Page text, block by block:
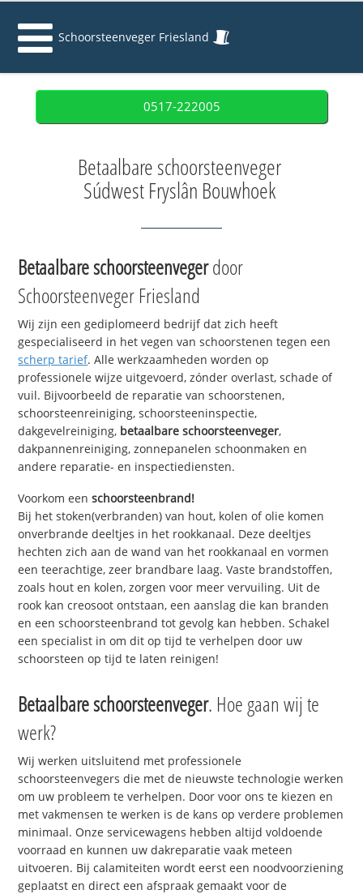
Schoorsteenveger Friesland
0517-222005
Betaalbare schoorsteenveger
Súdwest Fryslân Bouwhoek
Betaalbare schoorsteenvegerdoor
Schoorsteenveger Friesland
Wij zijn een gediplomeerd bedrijf dat zich heeft
gespecialiseerd in het vegen van schoorstenen tegen een
scherp tarief. Alle werkzaamheden worden op
professionele wijze uitgevoerd, zónder overlast, schade of
vuil. Bijvoorbeeld de reparatie van schoorstenen,
schoorsteenreiniging, schoorsteeninspectie,
dakgevelreiniging, betaalbare schoorsteenveger,
dakpannenreiniging, zonnepanelen schoonmaken en
andere reparatie- en inspectiediensten.
Voorkom eenschoorsteenbrand!
Bij het stoken(verbranden) van hout, kolen of olie komen
onverbrande deeltjes in het rookkanaal. Deze deeltjes
hechten zich aan de wand van het rookkanaal en vormen
een teerachtige, zeer brandbare laag. Vaste brandstoffen,
zoals hout en kolen, zorgen voor meer vervuiling. Uit de
rook kan creosoot ontstaan, een aanslag die kan branden
en een schoorsteenbrand tot gevolg kan hebben. Schakel
een specialist in om dit op tijd te verhelpen door uw
schoorsteen op tijd te laten reinigen!
Betaalbare schoorsteenveger. Hoe gaan wij te
werk?
Wij werken uitsluitend met professionele
schoorsteenvegers die met de nieuwste technologie werken
om uw probleem te verhelpen. Door voor ons te kiezen en
met vakmensen te werken is de kans op verdere problemen
minimaal. Onze servicewagens hebben altijd voldoende
voorraad en kunnen uw dakreparatie vaak meteen
uitvoeren. Bij calamiteiten wordt eerst een noodvoorziening
geplaatst en direct een afspraak gemaakt voor de